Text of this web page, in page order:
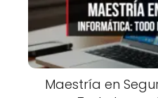
Maestría en